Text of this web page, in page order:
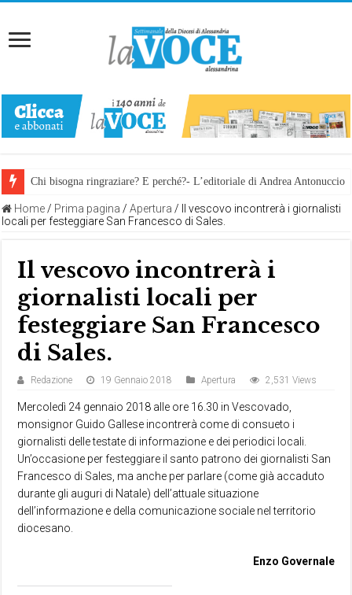
Chi bisogna ringraziare? E perché?- L’editoriale di Andrea Antonuccio
Home / Prima pagina / Apertura /
Il vescovo incontrerà i giornalisti
locali per festeggiare San Francesco di Sales.
Il vescovo incontrerà i
giornalisti locali per
festeggiare San Francesco
di Sales.
Redazione 19 Gennaio 2018 Apertura 2,531 Views
Mercoledì 24 gennaio 2018 alle ore 16.30 in Vescovado,
monsignor Guido Gallese incontrerà come di consueto i
giornalisti delle testate di informazione e dei periodici locali.
Un’occasione per festeggiare il santo patrono dei giornalisti San
Francesco di Sales, ma anche per parlare (come già accaduto
durante gli auguri di Natale) dell’attuale situazione
dell’informazione e della comunicazione sociale nel territorio
diocesano.
Enzo Governale